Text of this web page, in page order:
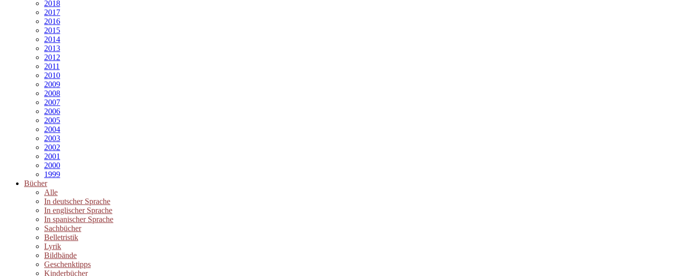
2018
2017
2016
2015
2014
2013
2012
2011
2010
2009
2008
2007
2006
2005
2004
2003
2002
2001
2000
1999
Bücher
Alle
In deutscher Sprache
In englischer Sprache
In spanischer Sprache
Sachbücher
Belletristik
Lyrik
Bildbände
Geschenktipps
Kinderbücher